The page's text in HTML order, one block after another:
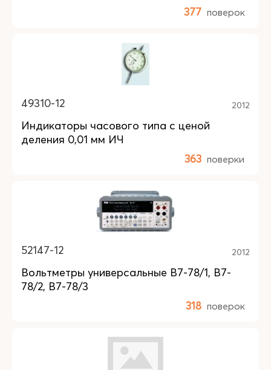
377 поверок
49310-12 2012
Индикаторы часового типа с ценой
деления 0,01 мм ИЧ
363 поверки
52147-12 2012
Вольтметры универсальные В7-78/1, В7-
78/2, В7-78/3
318 поверок